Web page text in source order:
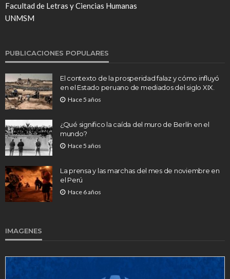
Facultad de Letras y Ciencias Humanas
UNMSM
PUBLICACIONES POPULARES
El contexto de la prosperidad falaz y cómo influyó
en el Estado peruano de mediados del siglo XIX.
Hace 5 años
¿Qué significo la caída del muro de Berlín en el
mundo?
Hace 5 años
La prensa y las marchas del mes de noviembre en
el Perú
Hace 6 años
IMAGENES